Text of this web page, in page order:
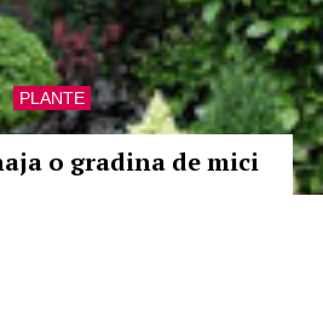
PLANTE
o gradina de mici